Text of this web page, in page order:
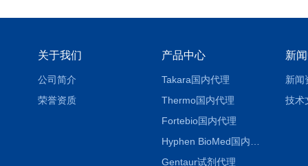
关于我们
公司简介
荣誉资质
产品中心
Takara国内代理
Thermo国内代理
Fortebio国内代理
Gentaur试剂代理
新
新闻
技术